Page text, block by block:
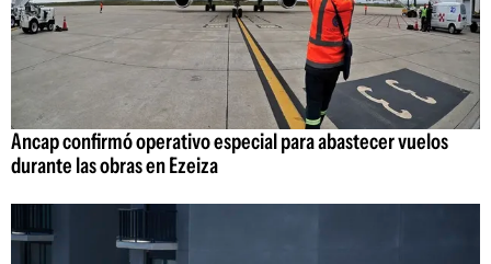
Ancap confirmó operativo especial para abastecer vuelos
durante las obras en Ezeiza